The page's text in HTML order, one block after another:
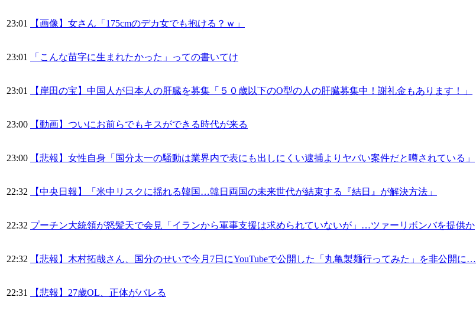
23:01 【画像】女さん「175cmのデカ女でも抱ける？ｗ」
23:01 「こんな苗字に生まれたかった」っての書いてけ
23:01 【岸田の宝】中国人が日本人の肝臓を募集「５０歳以下のO型の人の肝臓募集中！謝礼金もあります！」
23:00 【動画】ついにお前らでもキスができる時代が来る
23:00 【悲報】女性自身「国分太一の騒動は業界内で表にも出しにくい逮捕よりヤバい案件だと噂されている」
22:32 【中央日報】「米中リスクに揺れる韓国…韓日両国の未来世代が結束する『結日』が解決方法」
22:32 プーチン大統領が怒髪天で会見「イランから軍事支援は求められていないが」…ツァーリボンバを提供か
22:32 【悲報】木村拓哉さん、国分のせいで今月7日にYouTubeで公開した「丸亀製麺行ってみた」を非公開に…
22:31 【悲報】27歳OL、正体がバレる